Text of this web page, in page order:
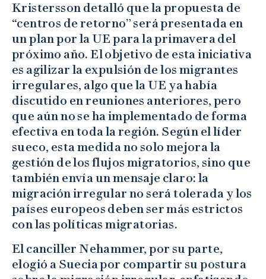
Kristersson detalló que la propuesta de
“centros de retorno” será presentada en
un plan por la UE para la primavera del
próximo año. El objetivo de esta iniciativa
es agilizar la expulsión de los migrantes
irregulares, algo que la UE ya había
discutido en reuniones anteriores, pero
que aún no se ha implementado de forma
efectiva en toda la región. Según el líder
sueco, esta medida no solo mejora la
gestión de los flujos migratorios, sino que
también envía un mensaje claro: la
migración irregular no será tolerada y los
países europeos deben ser más estrictos
con las políticas migratorias.
El canciller Nehammer, por su parte,
elogió a Suecia por compartir su postura